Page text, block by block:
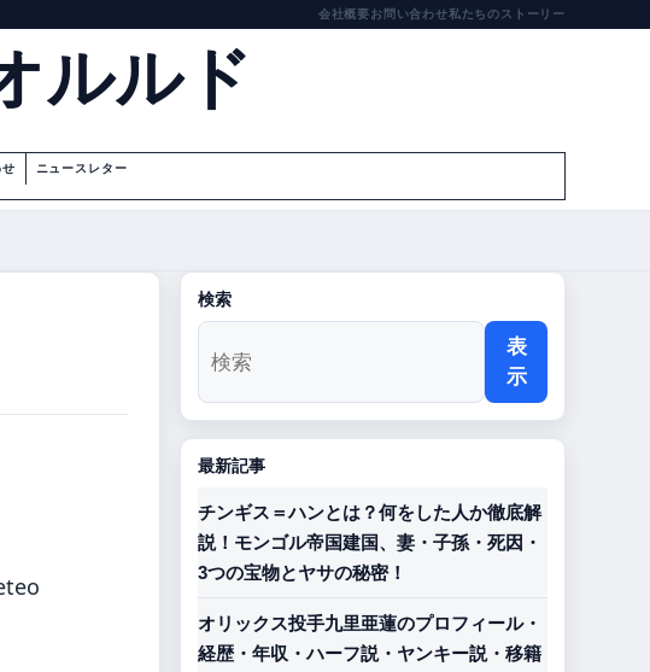
会社概要お問い合わせ私たちのストーリー
ルルド
ニュースレター
検索
表
示
最新記事
チンギス＝ハンとは？何をした人か徹底解
説！モンゴル帝国建国、妻・子孫・死因・
3つの宝物とヤサの秘密！
オリックス投手九里亜蓮のプロフィール・
経歴・年収・ハーフ説・ヤンキー説・移籍